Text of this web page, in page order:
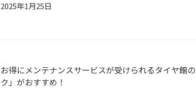
2025年1月25日
お得にメンテナンスサービスが受けられるタイヤ館
ク」がおすすめ！